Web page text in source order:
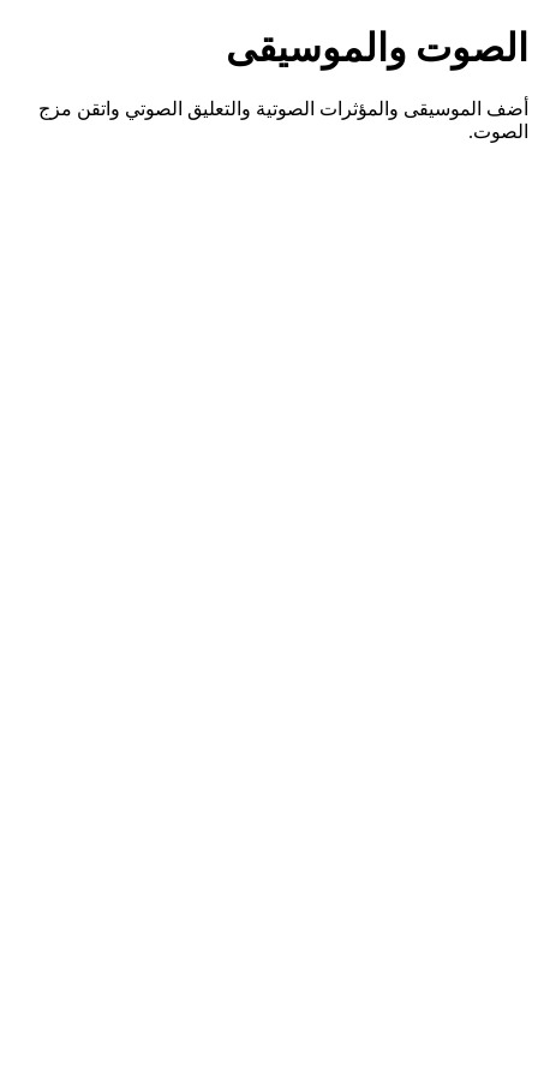
الصوت والموسيقى
أضف الموسيقى والمؤثرات الصوتية والتعليق الصوتي واتقن مزج
الصوت.